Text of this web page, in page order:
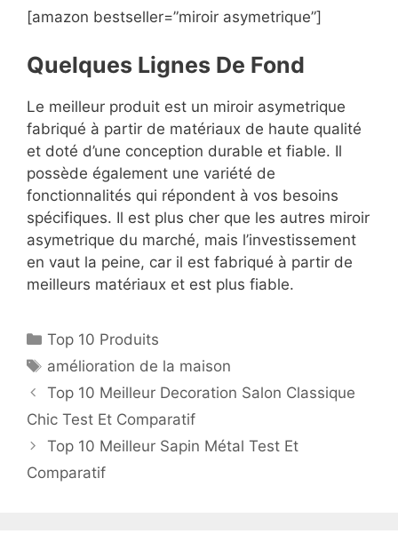
[amazon bestseller=”miroir asymetrique”]
Quelques Lignes De Fond
Le meilleur produit est un miroir asymetrique
fabriqué à partir de matériaux de haute qualité
et doté d’une conception durable et fiable. Il
possède également une variété de
fonctionnalités qui répondent à vos besoins
spécifiques. Il est plus cher que les autres miroir
asymetrique du marché, mais l’investissement
en vaut la peine, car il est fabriqué à partir de
meilleurs matériaux et est plus fiable.
Top 10 Produits
amélioration de la maison
Top 10 Meilleur Decoration Salon Classique
Chic Test Et Comparatif
Top 10 Meilleur Sapin Métal Test Et
Comparatif